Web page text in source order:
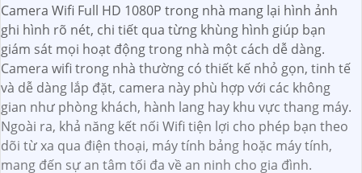
Camera Wifi Full HD 1080P trong nhà mang lại hình ảnh
ghi hình rõ nét, chi tiết qua từng khùng hình giúp bạn
giám sát mọi hoạt động trong nhà một cách dễ dàng.
Camera wifi trong nhà thường có thiết kế nhỏ gọn, tinh tế
và dễ dàng lắp đặt, camera này phù hợp với các không
gian như phòng khách, hành lang hay khu vực thang máy.
Ngoài ra, khả năng kết nối Wifi tiện lợi cho phép bạn theo
dõi từ xa qua điện thoại, máy tính bảng hoặc máy tính,
mang đến sự an tâm tối đa về an ninh cho gia đình.